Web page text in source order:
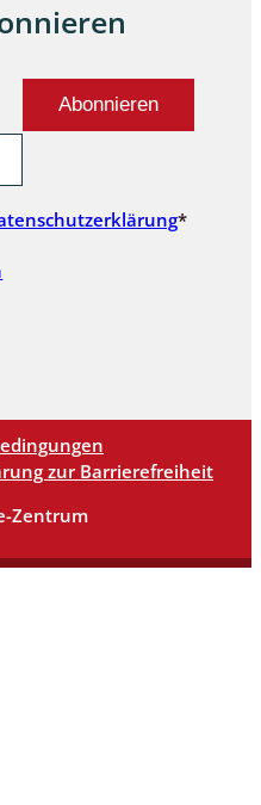
*
zur Barrierefreiheit
Zentrum